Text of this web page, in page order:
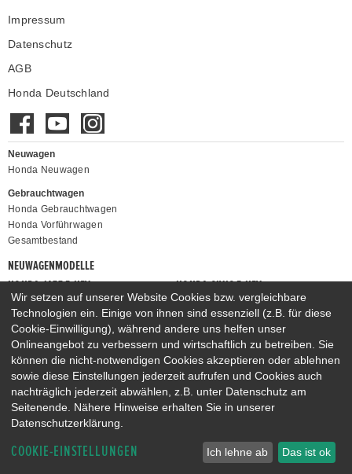
Unser Autohaus
Impressum
Datenschutz
AGB
Honda Deutschland
Neuwagen
Honda Neuwagen
Gebrauchtwagen
Honda Gebrauchtwagen
Honda Vorführwagen
Gesamtbestand
NEUWAGENMODELLE
HONDA JAZZ E:HEV
HONDA CIVIC E:HEV
HONDA PRELUDE E:HEV
HONDA HR-V E:HEV
HONDA ZR-V E:HEV
HONDA CR-V E:HEV & E:PHEV
Wir setzen auf unserer Website Cookies bzw. vergleichbare
Technologien ein. Einige von ihnen sind essenziell (z.B. für diese
Cookie-Einwilligung), während andere uns helfen unser
Onlineangebot zu verbessern und wirtschaftlich zu betreiben. Sie
können die nicht-notwendigen Cookies akzeptieren oder ablehnen
sowie diese Einstellungen jederzeit aufrufen und Cookies auch
nachträglich jederzeit abwählen, z.B. unter Datenschutz am
Seitenende. Nähere Hinweise erhalten Sie in unserer
Datenschutzerklärung.
COOKIE-EINSTELLUNGEN Ich lehne ab Das ist ok